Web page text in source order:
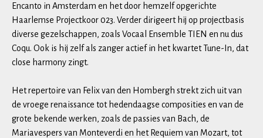
Encanto in Amsterdam en het door hemzelf opgerichte
Haarlemse Projectkoor 023. Verder dirigeert hij op projectbasis
diverse gezelschappen, zoals Vocaal Ensemble TIEN en nu dus
Coqu. Ook is hij zelf als zanger actief in het kwartet Tune-In, dat
close harmony zingt.
Het repertoire van Felix van den Hombergh strekt zich uit van
de vroege renaissance tot hedendaagse composities en van de
grote bekende werken, zoals de passies van Bach, de
Mariavespers van Monteverdi en het Requiem van Mozart, tot